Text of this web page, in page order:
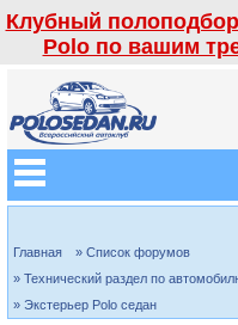
Клубный
Polo по вашим
Главная
» Список форумов
» Технический раздел по
» Экстерьер Polo седан